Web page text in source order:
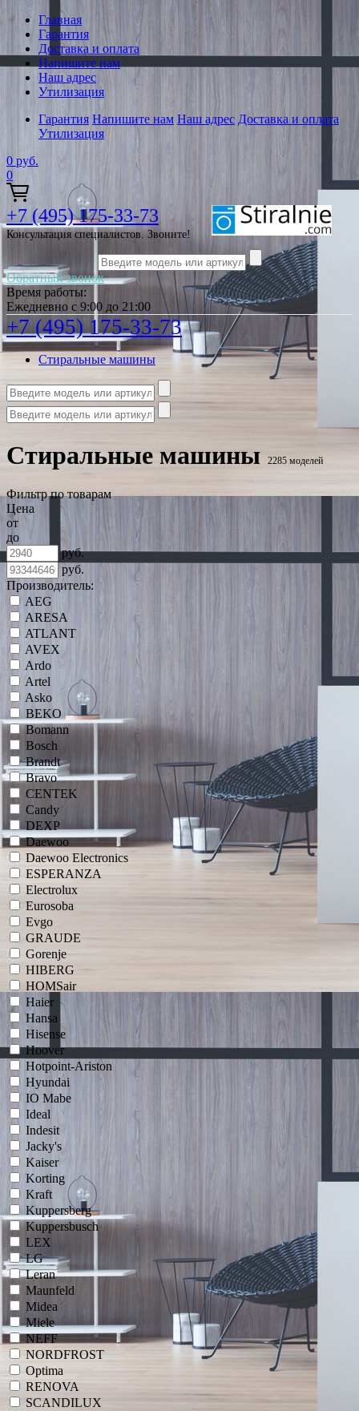
Главная
Гарантия
Доставка и оплата
Напишите нам
Наш адрес
Утилизация
Гарантия Напишите нам Наш адрес Доставка и оплата
Утилизация
0 руб.
0
+7 (495) 175-33-73
Консультация специалистов. Звоните!
Обратный звонок
Время работы:
Ежедневно с 9:00 до 21:00
+7 (495) 175-33-73
Стиральные машины
Стиральные машины 2285 моделей
Фильтр по товарам
Цена
от
до
руб.
руб.
Производитель:
AEG
ARESA
ATLANT
AVEX
Ardo
Artel
Asko
BEKO
Bomann
Bosch
Brandt
Bravo
CENTEK
Candy
DEXP
Daewoo
Daewoo Electronics
ESPERANZA
Electrolux
Eurosoba
Evgo
GRAUDE
Gorenje
HIBERG
HOMSair
Haier
Hansa
Hisense
Hoover
Hotpoint-Ariston
Hyundai
IO Mabe
Ideal
Indesit
Jacky's
Kaiser
Korting
Kraft
Kuppersberg
Kuppersbusch
LEX
LG
Leran
Maunfeld
Midea
Miele
NEFF
NORDFROST
Optima
RENOVA
SCANDILUX